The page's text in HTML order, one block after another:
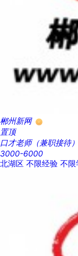
郴州新网
置顶
口才老师（兼职接待）
3000-6000
北湖区 不限经验 不限